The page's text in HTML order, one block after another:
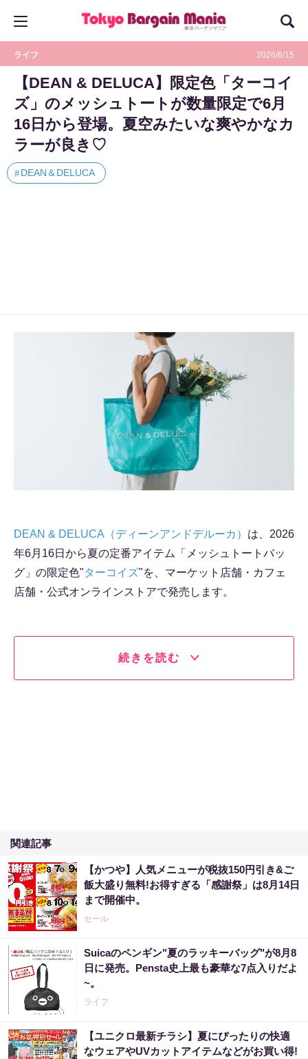
ライフ 2026/6/15
【DEAN & DELUCA】限定色「ターコイ
ズ」のメッシュトートが数量限定で6月
16日から登場。夏空みたいな爽やかなカ
ラーが良き♡
DEAN＆DELUCA
DEAN & DELUCA（ディーンアンドデルーカ） は、2026
年6月16日から夏の定番アイテム「メッシュトートバッ
グ」の限定色"ターコイズ"を、マーケット店舗・カフェ
店舗・公式オンラインストアで発売します。
続きを読む
関連記事
【かつや】人気メニューが税抜150円引き&ご
飯大盛り無料!お得すぎる「感謝祭」は8月14日
まで開催中。
セール
Suicaのペンギン"夏のラッキーバッグ"が8月8
日に発売。Pensta史上最も豪華な7点入りだよ
~。
ライフ
【ユニクロ最新チラシ】夏にぴったりの快適
なウェアやUVカットアイテムなどがお買い得!